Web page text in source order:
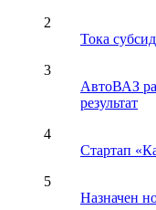
2
Тока
3
АвтоВАЗ
результат
4
Стартап
5
Назначен